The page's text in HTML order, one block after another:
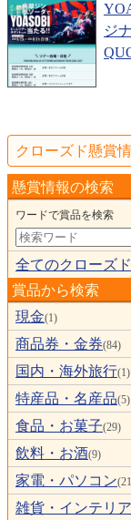
ジ
クローズド懸賞
懸賞情報の検索
ワードで賞品を検索
全てのクローズ
賞品から検索
現金(1)
商品券・金券(84)
国内・海外旅行(1)
特産品・名産品(5)
食品・お菓子(29)
飲料・お酒(9)
家電・パソコン
雑貨・インテリア